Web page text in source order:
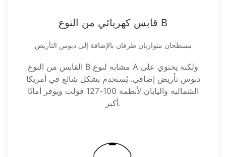
قابس كهربائي من النوع B
مسطحان متوازيان طرفان بالإضافة إلى دبوس التأريض
القابس من النوع B مشابه لنوع A ولكنه يحتوي على
دبوس تأريض إضافي. يُستخدم بشكل شائع في أمريكا
الشمالية واليابان لأنظمة 100-127 فولت ويوفر أمانًا
أكبر.